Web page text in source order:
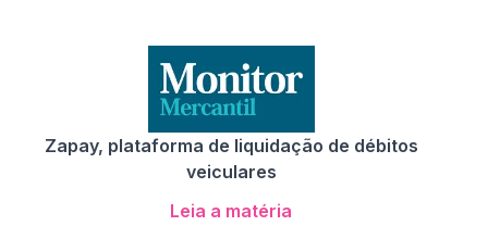
Zapay, plataforma de liquidação de débitos
veiculares
Leia a matéria